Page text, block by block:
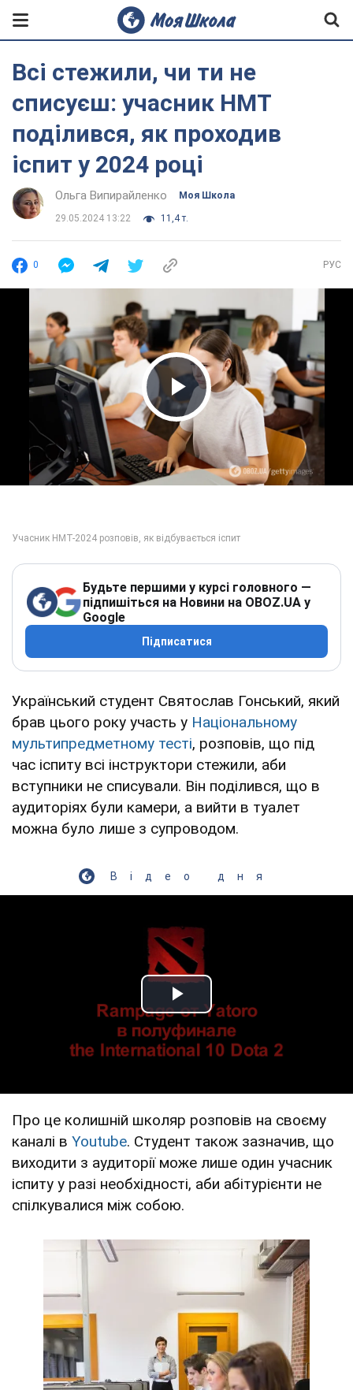
Всі стежили, чи ти не
списуєш: учасник НМТ
поділився, як проходив
іспит у 2024 році
Ольга Випирайленко Моя Школа
29.05.2024 13:22 11,4 т.
0 РУС
Play Video
Будьте першими у курсі головного —
підпишіться на Новини на OBOZ.UA у
Google
Підписатися
Український студент Святослав Гонський, який
брав цього року участь у Національному
мультипредметному тесті, розповів, що під
час іспиту всі інструктори стежили, аби
вступники не списували. Він поділився, що в
аудиторіях були камери, а вийти в туалет
можна було лише з супроводом.
Відео дня
Play Video
Про це колишній школяр розповів на своєму
каналі в Youtube. Студент також зазначив, що
виходити з аудиторії може лише один учасник
іспиту у разі необхідності, аби абітурієнти не
спілкувалися між собою.